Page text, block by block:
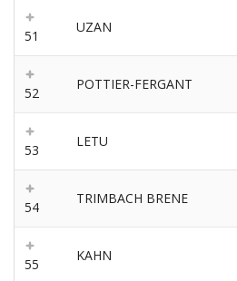
51
UZAN
52
POTTIER-FERGANT
53
LETU
54
TRIMBACH BRENE
55
KAHN